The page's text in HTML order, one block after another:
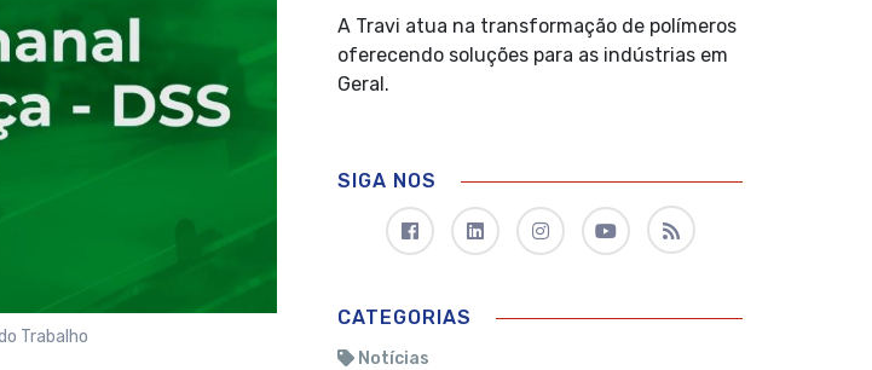
Trabalho
A Travi atua na transformação de polímeros
oferecendo soluções para as indústrias em
Geral.
SIGA NOS
CATEGORIAS
Notícias